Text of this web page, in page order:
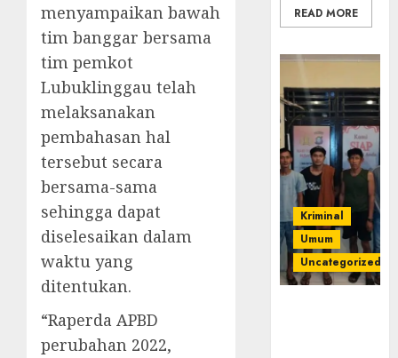
menyampaikan bawah
tim banggar bersama
tim pemkot
Lubuklinggau telah
melaksanakan
pembahasan hal
tersebut secara
bersama-sama
sehingga dapat
diselesaikan dalam
waktu yang
ditentukan.
“Raperda APBD
perubahan 2022,
READ MORE
Kriminal
Umum
Uncategorized